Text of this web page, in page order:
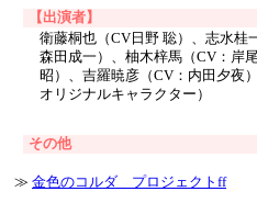
【出演者】
衛藤桐也（CV日野 聡）、志水桂
森田成一）、柚木梓馬（CV：岸
昭）、吉羅暁彦（CV：内田夕夜
オリジナルキャラクター）
その他
≫ 金色のコルダ プロジェクトff